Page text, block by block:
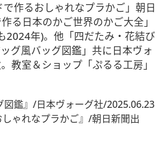
作るおしゃれなプラかご」朝日
る日本のかご世界のかご大全」
2024年)。他「四だたみ・花結び
グ風バッグ図鑑」共に日本ヴォ
教室＆ショップ「ぷるる工房」
図鑑』/日本ヴォーグ社/2025.06.23
ゃれなプラかご』/朝日新聞出